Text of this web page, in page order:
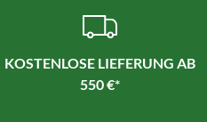
KOSTENLOSE LIEFERUNG AB
550 €*